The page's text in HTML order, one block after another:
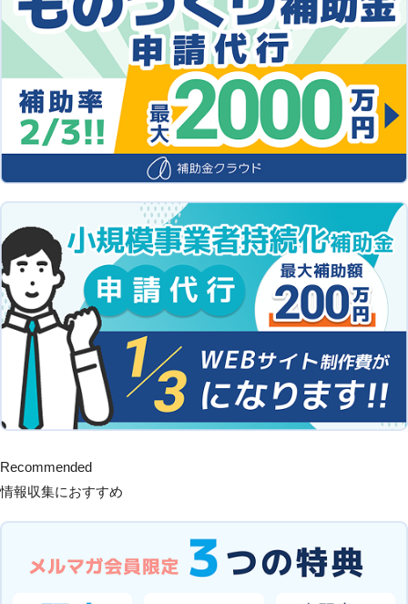
Recommended
情報収集におすすめ